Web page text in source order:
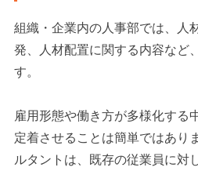
組織・企業内の人事部では、人
発、人材配置に関する内容など
す。
雇用形態や働き方が多様化する
定着させることは簡単ではあり
ルタントは、既存の従業員に対